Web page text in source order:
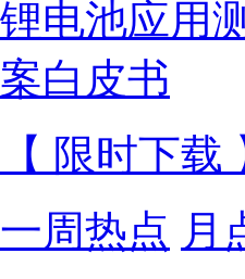
【 限时下
一周热点 月